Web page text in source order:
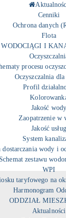
Cenniki
Ochrona danych
Flota
WODOCIĄGI I
procesu
Oczyszczalnia
Profil
Jakość wody
Zaopatrzenie w
Jakość usług
System
dostarczania wody i
Schemat zestawu
WPI
taryfowego na
Harmonogram
ODDZIAŁ
Aktualności